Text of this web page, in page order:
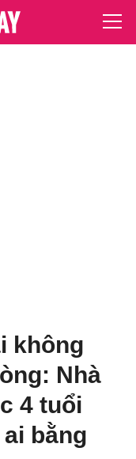
không
Nhà
4 tuổi
bằng